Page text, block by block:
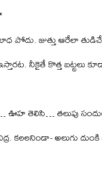
జుత్తు ఆరేలా
నీకైతే కొత్త బట్టలు
ఊహ తెలిసి… తలుపు
కలలనిండా- అలుగు